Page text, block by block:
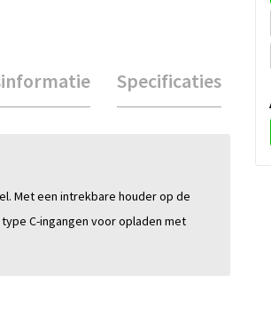
Specificaties
Met een intrekbare houder op de
C-ingangen voor opladen met